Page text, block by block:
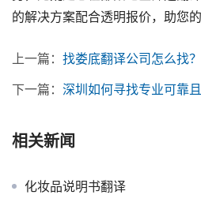
的解决方案配合透明报价，助您
上一篇： 找娄底翻译公司怎么找
下一篇： 深圳如何寻找专业可靠且
相关新闻
化妆品说明书翻译